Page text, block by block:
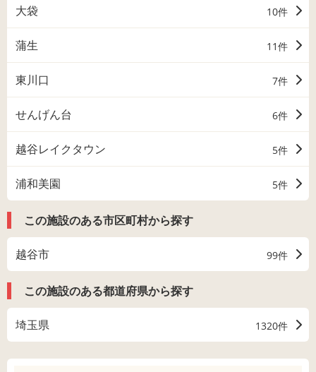
大袋 10件
蒲生 11件
東川口 7件
せんげん台 6件
越谷レイクタウン 5件
浦和美園 5件
この施設のある市区町村から探す
越谷市 99件
この施設のある都道府県から探す
埼玉県 1320件